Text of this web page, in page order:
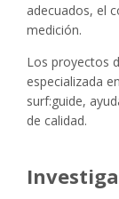
adecuados, el
medición.
Los proyectos
especializada
surf:guide,
de calidad.